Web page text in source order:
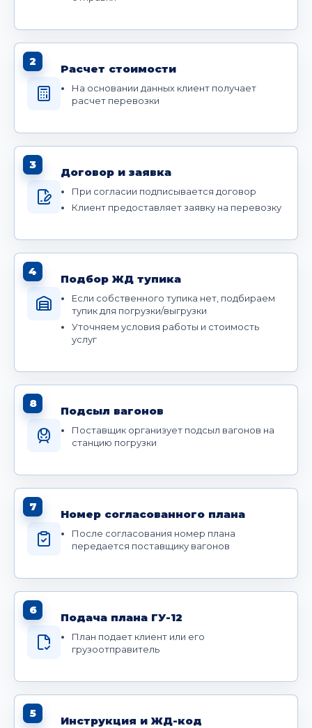
2
Расчет стоимости
На основании данных клиент получает
расчет перевозки
3
Договор и заявка
При согласии подписывается договор
Клиент предоставляет заявку на перевозку
4
Подбор ЖД тупика
Если собственного тупика нет, подбираем
тупик для погрузки/выгрузки
Уточняем условия работы и стоимость
услуг
8
Подсыл вагонов
Поставщик организует подсыл вагонов на
станцию погрузки
7
Номер согласованного плана
После согласования номер плана
передается поставщику вагонов
6
Подача плана ГУ-12
План подает клиент или его
грузоотправитель
5
Инструкция и ЖД-код